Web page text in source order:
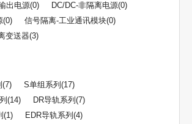
出电源(0)
DC/DC-非隔离电源(0)
(0)
信号隔离-工业通讯模块(0)
变送器(3)
(7)
S单组系列(17)
(14)
DR导轨系列(7)
(1)
EDR导轨系列(4)